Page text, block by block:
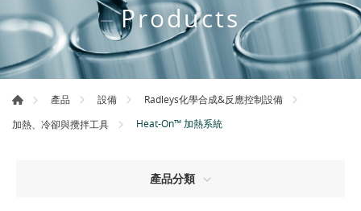
Products
產品 設備
Radleys化學合成&反應控制設備
加熱、冷卻與攪拌工具
Heat-On™ 加熱系統
產品分類